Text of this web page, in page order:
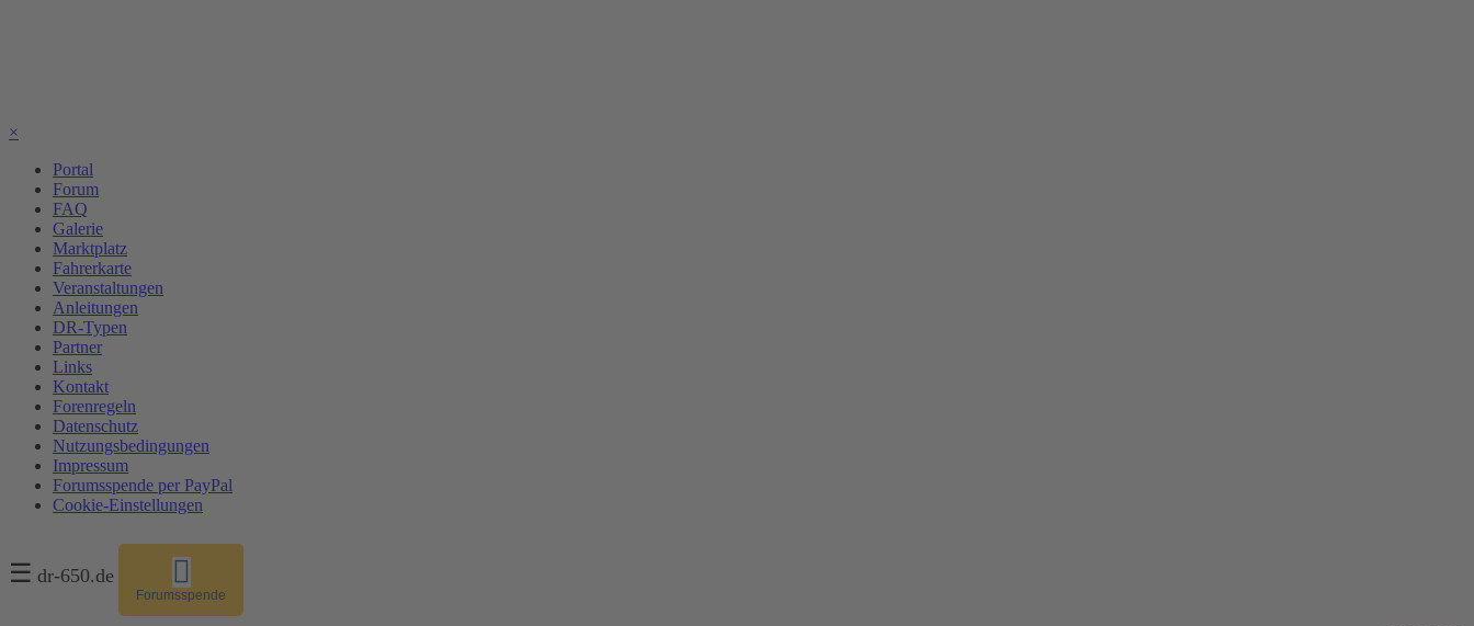
×
Portal
Forum
FAQ
Galerie
Marktplatz
Fahrerkarte
Veranstaltungen
Anleitungen
DR-Typen
Partner
Links
Kontakt
Forenregeln
Datenschutz
Nutzungsbedingungen
Impressum
Forumsspende per PayPal
Cookie-Einstellungen
☰ dr-650.de
Forumsspende